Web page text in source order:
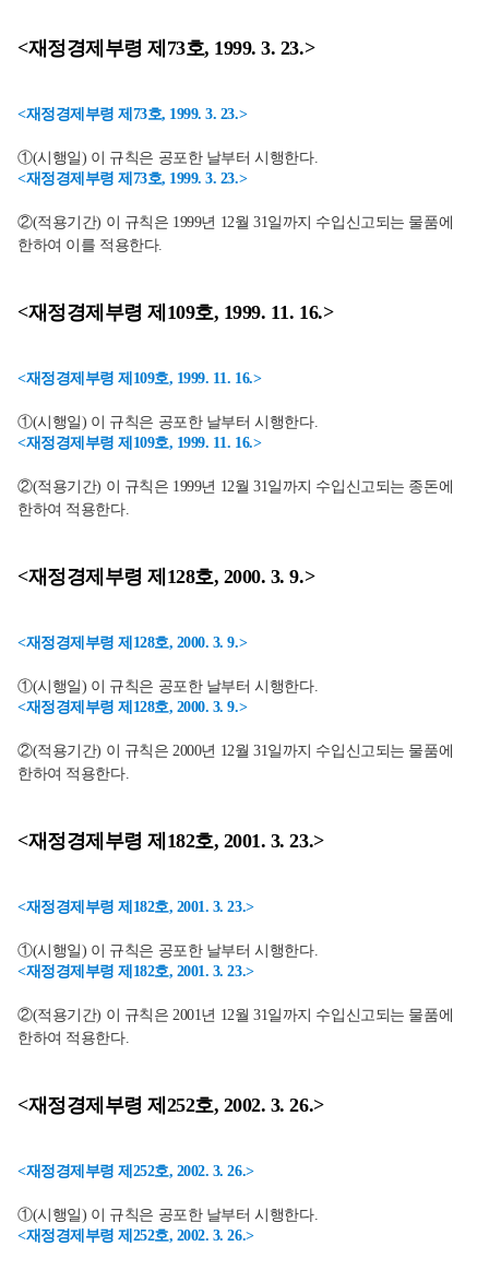
<재정경제부령 제73호, 1999. 3. 23.>
<재정경제부령 제73호, 1999. 3. 23.>
①(시행일) 이 규칙은 공포한 날부터 시행한다.
<재정경제부령 제73호, 1999. 3. 23.>
②(적용기간) 이 규칙은 1999년 12월 31일까지 수입신고되는 물품에
한하여 이를 적용한다.
<재정경제부령 제109호, 1999. 11. 16.>
<재정경제부령 제109호, 1999. 11. 16.>
①(시행일) 이 규칙은 공포한 날부터 시행한다.
<재정경제부령 제109호, 1999. 11. 16.>
②(적용기간) 이 규칙은 1999년 12월 31일까지 수입신고되는 종돈에
한하여 적용한다.
<재정경제부령 제128호, 2000. 3. 9.>
<재정경제부령 제128호, 2000. 3. 9.>
①(시행일) 이 규칙은 공포한 날부터 시행한다.
<재정경제부령 제128호, 2000. 3. 9.>
②(적용기간) 이 규칙은 2000년 12월 31일까지 수입신고되는 물품에
한하여 적용한다.
<재정경제부령 제182호, 2001. 3. 23.>
<재정경제부령 제182호, 2001. 3. 23.>
①(시행일) 이 규칙은 공포한 날부터 시행한다.
<재정경제부령 제182호, 2001. 3. 23.>
②(적용기간) 이 규칙은 2001년 12월 31일까지 수입신고되는 물품에
한하여 적용한다.
<재정경제부령 제252호, 2002. 3. 26.>
<재정경제부령 제252호, 2002. 3. 26.>
①(시행일) 이 규칙은 공포한 날부터 시행한다.
<재정경제부령 제252호, 2002. 3. 26.>